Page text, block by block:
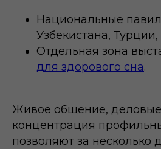
Национальные
Узбекистана,
Отдельная зона
для здорового сна.
Живое общение, деловые
концентрация
позволяют за несколько